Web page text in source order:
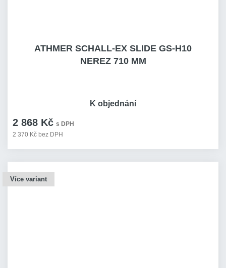
ATHMER SCHALL-EX SLIDE GS-H10
NEREZ 710 MM
2 868 Kč s DPH
2 370 Kč bez DPH
K objednání
Více variant